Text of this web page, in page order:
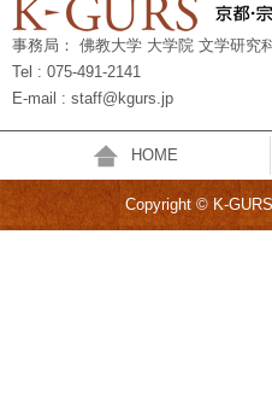
事務局： 佛教大学 大学院 文学研究
Tel : 075-491-2141
E-mail : staff@kgurs.jp
HOME
Copyright © K-